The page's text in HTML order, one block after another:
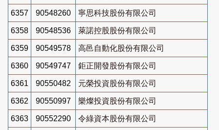
6357 90548260 寧思科技股份有限公司
6358 90548536 萊諾控股股份有限公司
6359 90549578 高邑自動化股份有限公司
6360 90549747 鉅正開發股份有限公司
6361 90550482 元榮投資股份有限公司
6362 90550997 樂燦投資股份有限公司
6363 90552290 令綠資本股份有限公司